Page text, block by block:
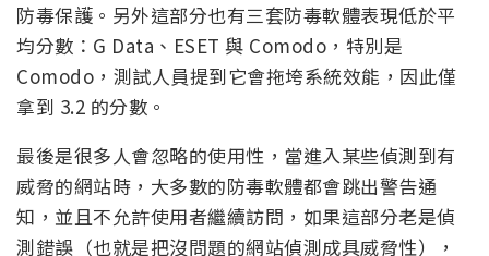
防毒保護。另外這部分也有三套防毒軟體表現低於平
均分數：G Data、ESET 與 Comodo，特別是
Comodo，測試人員提到它會拖垮系統效能，因此僅
拿到 3.2 的分數。
最後是很多人會忽略的使用性，當進入某些偵測到有
威脅的網站時，大多數的防毒軟體都會跳出警告通
知，並且不允許使用者繼續訪問，如果這部分老是偵
測錯誤（也就是把沒問題的網站偵測成具威脅性），